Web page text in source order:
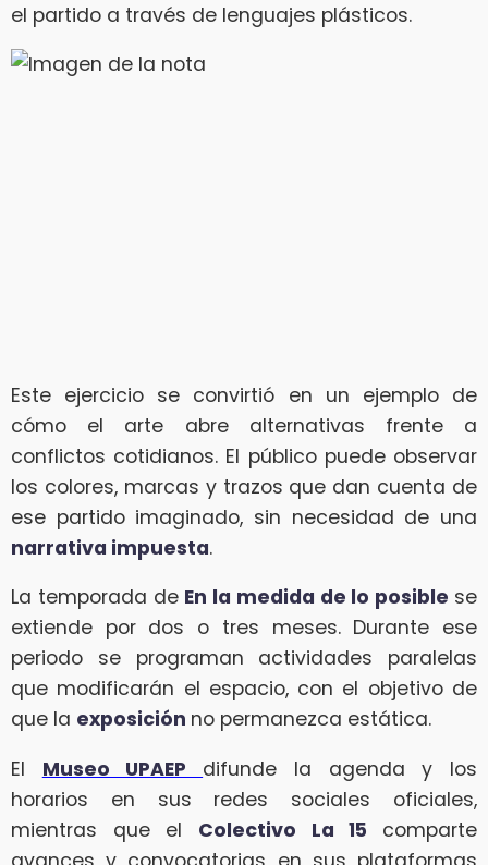
el partido a través de lenguajes plásticos.
Este ejercicio se convirtió en un ejemplo de
cómo el arte abre alternativas frente a
conflictos cotidianos. El público puede observar
los colores, marcas y trazos que dan cuenta de
ese partido imaginado, sin necesidad de una
narrativa impuesta.
La temporada de En la medida de lo posible se
extiende por dos o tres meses. Durante ese
periodo se programan actividades paralelas
que modificarán el espacio, con el objetivo de
que la exposición no permanezca estática.
El Museo UPAEP difunde la agenda y los
horarios en sus redes sociales oficiales,
mientras que el Colectivo La 15 comparte